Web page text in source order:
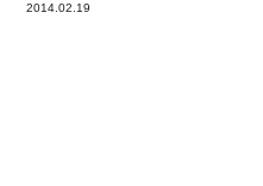
2014.02.19